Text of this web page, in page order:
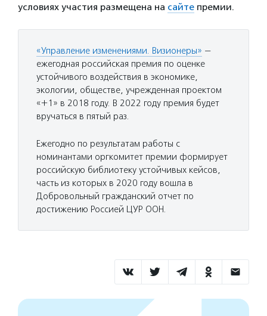
условиях участия размещена на сайте премии.
«Управление изменениями. Визионеры» —
ежегодная российская премия по оценке
устойчивого воздействия в экономике,
экологии, обществе, учрежденная проектом
«+1» в 2018 году. В 2022 году премия будет
вручаться в пятый раз.
Ежегодно по результатам работы с
номинантами оргкомитет премии формирует
российскую библиотеку устойчивых кейсов,
часть из которых в 2020 году вошла в
Добровольный гражданский отчет по
достижению Россией ЦУР ООН.